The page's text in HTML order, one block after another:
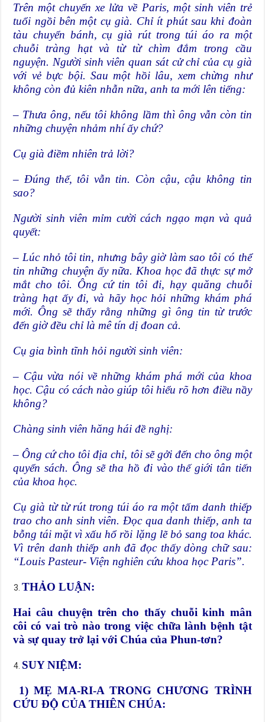
Trên một chuyến xe lửa về Paris, một sinh viên trẻ
tuổi ngồi bên một cụ già. Chỉ ít phút sau khi đoàn
tàu chuyển bánh, cụ già rút trong túi áo ra một
chuỗi tràng hạt và từ từ chìm đắm trong cầu
nguyện. Người sinh viên quan sát cử chỉ của cụ già
với vẻ bực bội. Sau một hồi lâu, xem chừng như
không còn đủ kiên nhẫn nữa, anh ta mới lên tiếng:
– Thưa ông, nếu tôi không lầm thì ông vẫn còn tin
những chuyện nhảm nhí ấy chứ?
Cụ già điềm nhiên trả lời?
– Đúng thế, tôi vẫn tin. Còn cậu, cậu không tin
sao?
Người sinh viên mỉm cười cách ngạo mạn và quả
quyết:
– Lúc nhỏ tôi tin, nhưng bây giờ làm sao tôi có thể
tin những chuyện ấy nữa. Khoa học đã thực sự mở
mắt cho tôi. Ông cứ tin tôi đi, hạy quăng chuỗi
tràng hạt ấy đi, và hãy học hỏi những khám phá
mới. Ông sẽ thấy rằng những gì ông tin từ trước
đến giờ đều chỉ là mê tín dị đoan cả.
Cụ gia bình tĩnh hỏi người sinh viên:
– Cậu vừa nói về những khám phá mới của khoa
học. Cậu có cách nào giúp tôi hiểu rõ hơn điều nầy
không?
Chàng sinh viên hăng hái đề nghị:
– Ông cứ cho tôi địa chỉ, tôi sẽ gởi đến cho ông một
quyển sách. Ông sẽ tha hồ đi vào thế giới tân tiến
của khoa học.
Cụ già từ từ rút trong túi áo ra một tấm danh thiếp
trao cho anh sinh viên. Đọc qua danh thiếp, anh ta
bỗng tái mặt vì xấu hổ rồi lặng lẽ bỏ sang toa khác.
Vì trên danh thiếp anh đã đọc thấy dòng chữ sau:
“Louis Pasteur- Viện nghiên cứu khoa học Paris”.
THẢO LUẬN:
Hai câu chuyện trên cho thấy chuỗi kinh mân
côi có vai trò nào trong việc chữa lành bệnh tật
vàsự quaytrở lại với Chúa của Phun-tơn?
SUY NIỆM:
1) MẸ MA-RI-ATRONG CHƯƠNG TRÌNH
CỨU ĐỘ CỦA THIÊN CHÚA: